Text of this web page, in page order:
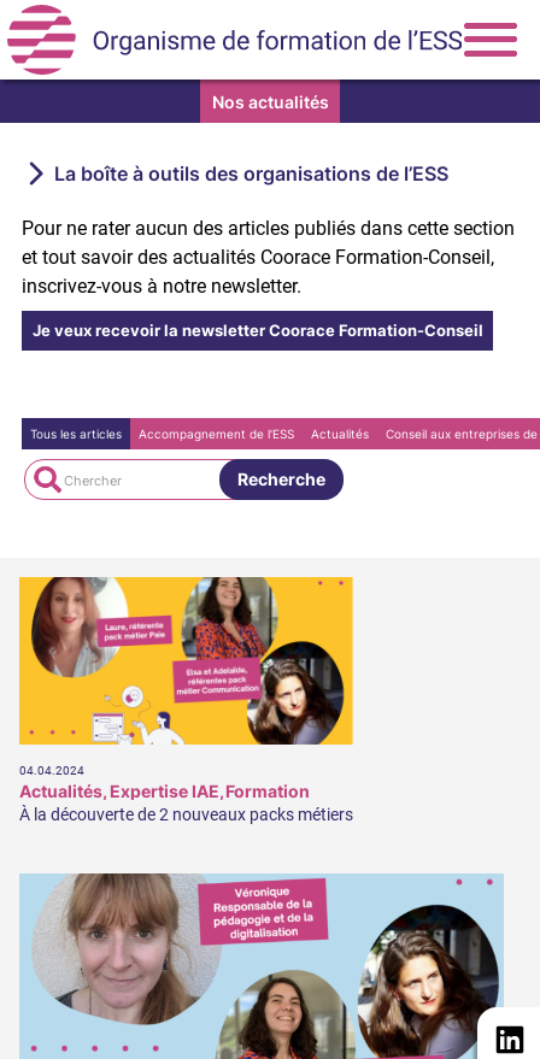
Nos actualités
La boîte à outils des organisations de l’ESS
Pour ne rater aucun des articles publiés dans cette section
et tout savoir des actualités Coorace Formation-Conseil,
inscrivez-vous à notre newsletter.
Je veux recevoir la newsletter Coorace Formation-Conseil
Tous les articles Accompagnement de l'ESS Actualités Conseil aux entreprises
Recherche
04.04.2024
Actualités Expertise IAE Formation
À la découverte de 2 nouveaux packs métiers
Nos formations
Comment financer nos formations ?
Nos formations outre-mer
Nos accompagnements
Zest
Nos prestations de conseil
Les Ressources Humaines
Nous connaître
Qui sommes-nous ?
L’équipe
Notre démarche handicap
Nos actualités